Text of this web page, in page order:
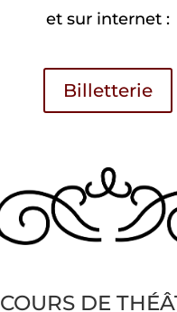
et sur internet :
Billetterie
COURS DE